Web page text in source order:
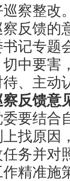
察整改
察反馈的
记专题
中要害
、主动
反馈意
要结合
找原因
务并对
精准施